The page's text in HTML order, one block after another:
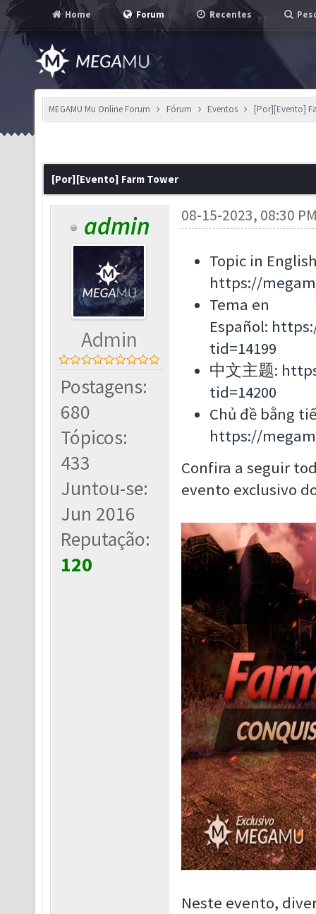
Home Forum Recentes
MEGAMU Mu Online Forum Fórum Eventos [Por][Evento]
[Por][Evento] Farm Tower
admin
Admin
Postagens:
680
Tópicos:
433
Juntou-se:
Jun 2016
Reputação:
120
08-15-2023, 08:30
Topic in
https://
Tema en
Español:
tid=14199
中文主题:
tid=14200
Chủ đề bằng
https://
Confira a seguir
evento exclusivo
Neste evento,